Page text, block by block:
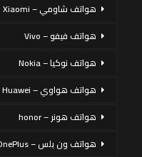
هواتف شاومي – Xiaomi
هواتف فيفو – Vivo
هواتف نوكيا – Nokia
هواتف هواوي – Huawei
هواتف هونر – honor
هواتف ون بلس – OnePlus